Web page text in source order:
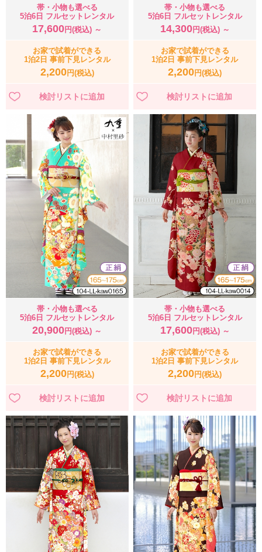
帯・小物も選べる
5泊6日 フルセットレンタル
17,600円(税込) ～
お家で試着ができる
1泊2日 事前下見レンタル
2,200円(税込)
帯・小物も選べる
5泊6日 フルセットレンタル
14,300円(税込) ～
お家で試着ができる
1泊2日 事前下見レンタル
2,200円(税込)
帯・小物も選べる
5泊6日 フルセットレンタル
20,900 円(税込) ～
お家で試着ができる
1泊2日 事前下見レンタル
2,200円(税込)
帯・小物も選べる
5泊6日 フルセットレンタル
17,600円(税込) ～
お家で試着ができる
1泊2日 事前下見レンタル
2,200円(税込)